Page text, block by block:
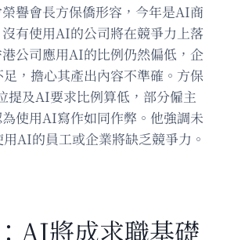
譽會長方保僑形容，今年是AI商
有使用AI的公司將在競爭力上落
公司應用AI的比例仍然偏低，企
，擔心其產出內容不準確。方保
提及AI要求比例算低，部分僱主
使用AI寫作如同作弊。他強調未
AI的員工或企業將缺乏競爭力。
AI將成求職基礎